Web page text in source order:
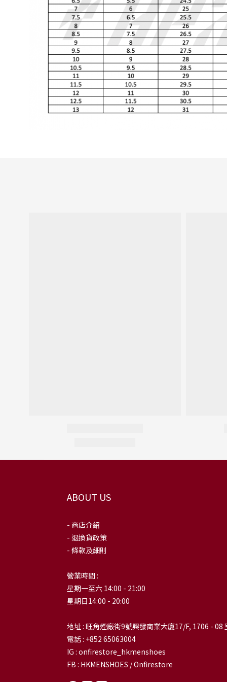
ABOUT US
- 商店介紹
- 退換貨政策
- 條款及細則
營業時間 :
星期一至六 14:00 - 21:00
星期日14:00 - 20:00
地址 : 旺角煙廠街9號興發商業大廈17/F, 1706 - 08
電話 : +852 65063004
IG : onfirestore_hkmenshoes
FB : HKMENSHOES / Onfirestore